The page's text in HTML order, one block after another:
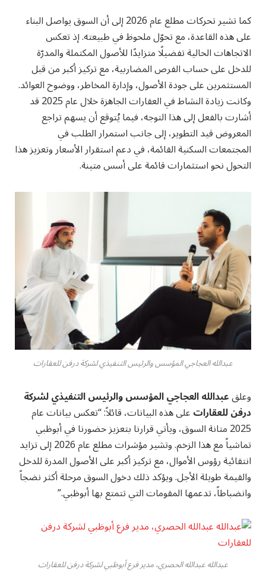
كما تشير تحركات مطلع عام 2026 إلى أن السوق يواصل البناء
على هذه القاعدة، مع تحوّل ملحوظ في طبيعته. إذ تعكس
الاتجاهات الحالية تفضيلًا متزايدًا للأصول المكتملة والمدرّة
للدخل على حساب الفرص المضاربية، مع تركيز أكبر من قبل
المستثمرين على جودة الأصول، وإدارة المخاطر، ووضوح العوائد.
وكانت زيادة النشاط في العقارات الجاهزة خلال عام 2025 قد
أشارت بالفعل إلى هذا التوجه، فيما يُتوقع أن يسهم تراجع
المعروض قيد التطوير، إلى جانب استمرار الطلب في
المجتمعات السكنية القائمة، في دعم استقرار الأسعار وتعزيز هذا
التحول نحو استثمارات قائمة على أسس متينة.
عبدالله العجاجي المؤسس والرئيس التنفيذي لشركة درفن للعقارات
وعلقعبدالله العجاجي المؤسس والرئيس التنفيذي لشركة
درفن للعقاراتعلى هذه البيانات،قائلاً: “تعكس بيانات عام
2025 متانة السوق، ويأتي قرارنا بتعزيز حضورنا في أبوظبي
تماشياً مع هذا الزخم. وتشير مؤشرات مطلع عام 2026 إلى تزايد
انتقائية رؤوس الأموال، مع تركيز أكبر على الأصول المدرة للدخل
والقيمة طويلة الأجل. ويؤكد ذلك دخول السوق مرحلة أكثر نضجاً
وانضباطاً، تدعمها المقومات التي تتمتع بها أبوظبي.”
عبدالله عبدالله الحصري، مدير فرع أبوظبي لشركة درفن للعقارات